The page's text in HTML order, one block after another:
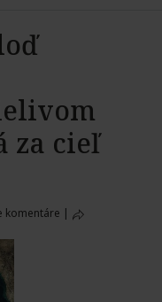
za cieľ
komentáre |